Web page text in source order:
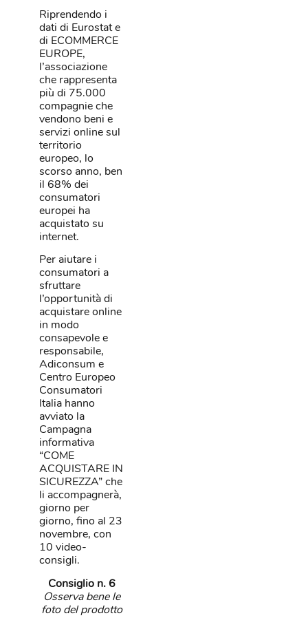
Riprendendo i
dati di Eurostat e
di ECOMMERCE
EUROPE,
l’associazione
che rappresenta
più di 75.000
compagnie che
vendono beni e
servizi online sul
territorio
europeo, lo
scorso anno, ben
il 68% dei
consumatori
europei ha
acquistato su
internet.
Per aiutare i
consumatori a
sfruttare
l’opportunità di
acquistare online
in modo
consapevole e
responsabile,
Adiconsum e
Centro Europeo
Consumatori
Italia hanno
avviato la
Campagna
informativa
“COME
ACQUISTARE IN
SICUREZZA” che
li accompagnerà,
giorno per
giorno, fino al 23
novembre, con
10 video-
consigli.
Consiglio n. 6
Osserva bene le
foto del prodotto